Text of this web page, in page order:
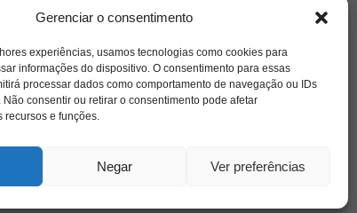
Gerenciar o consentimento
experiências, usamos tecnologias como cookies para
informações do dispositivo. O consentimento para essas
processar dados como comportamento de navegação ou IDs
consentir ou retirar o consentimento pode afetar
recursos e funções.
Negar Ver preferências
educação entrevista escola família
loucura
luto maternidade morte mulher
pandemia psicanálise
psicologia
saúde
sexualidade sociedade SUS